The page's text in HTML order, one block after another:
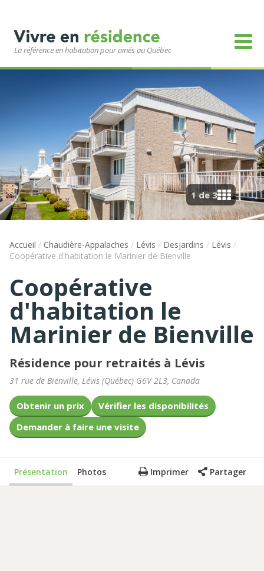
La référence en habitation pour ainés au Québec
1 de 3
Accueil / Chaudière-Appalaches / Lévis / Desjardins / Lévis /
Coopérative d'habitation le Marinier de Bienville
Coopérative
d'habitation le
Marinier de Bienville
Résidence pour retraités à Lévis
31 rue de Bienville, Lévis (Québec) G6V 2L3, Canada
Obtenir un prix
Vérifier les disponibilités
Demander à faire une visite
Présentation Photos Imprimer Partager